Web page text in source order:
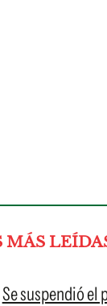
MÁS
Se suspendió el